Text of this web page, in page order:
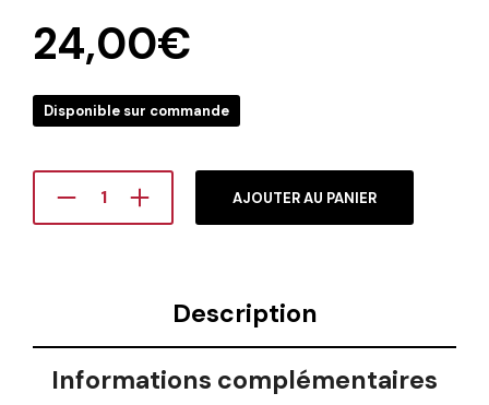
24,00€
Disponible sur commande
AJOUTER AU PANIER
Description
Informations complémentaires